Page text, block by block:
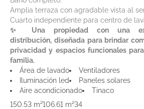
Amplia terraza con agradable vista al
Cuarto independiente para centro de
✨ Una propiedad con una
distribución, diseñada para brindar
privacidad y espacios funcionales
familia.
Área de lavado
Ventiladores
Iluminación led
Paneles solares
Aire acondicionado
Tinaco
150.53 m²106.61 m²34